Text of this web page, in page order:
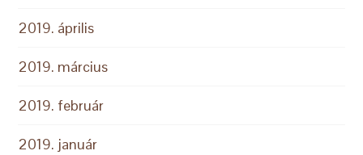
2019. április
2019. március
2019. február
2019. január